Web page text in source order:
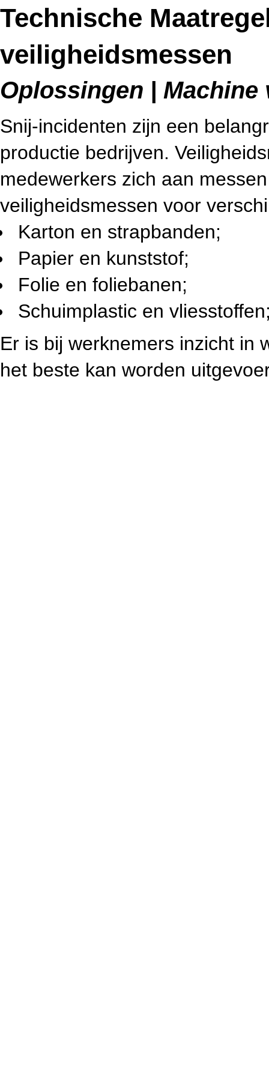
Technische
veiligheidsmessen
Oplossingen | Machine
Snij-incidenten zijn een
productie bedrijven.
medewerkers zich aan
veiligheidsmessen voor
Karton en strapbanden;
Papier en kunststof;
Folie en foliebanen;
Schuimplastic en
Er is bij werknemers inzicht in
het beste kan worden